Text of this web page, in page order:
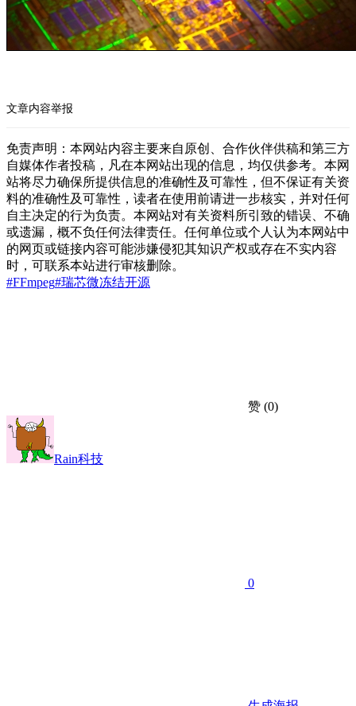
文章内容举报
免责声明：本网站内容主要来自原创、合作伙伴供稿和第三方
自媒体作者投稿，凡在本网站出现的信息，均仅供参考。本网
站将尽力确保所提供信息的准确性及可靠性，但不保证有关资
料的准确性及可靠性，读者在使用前请进一步核实，并对任何
自主决定的行为负责。本网站对有关资料所引致的错误、不确
或遗漏，概不负任何法律责任。任何单位或个人认为本网站中
的网页或链接内容可能涉嫌侵犯其知识产权或存在不实内容
时，可联系本站进行审核删除。
#FFmpeg#瑞芯微冻结开源
赞 (0)
Rain科技
0